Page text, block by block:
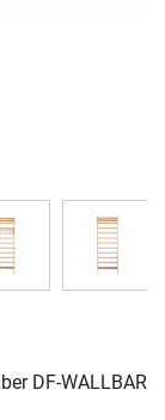
DF-WALLBAR